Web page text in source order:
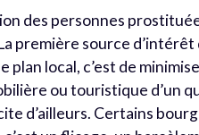
des personnes
première source
local, c’est de
ou touristique d’un
d’ailleurs. Certains